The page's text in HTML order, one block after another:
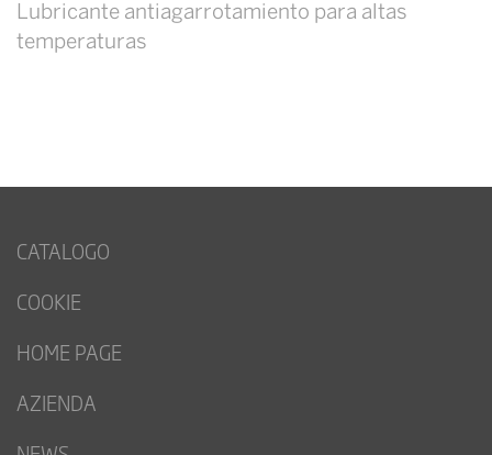
Lubricante antiagarrotamiento para altas
temperaturas
CATALOGO
COOKIE
HOME PAGE
AZIENDA